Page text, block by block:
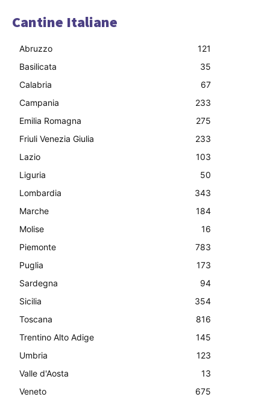
Cantine Italiane
Abruzzo
121
Basilicata
35
Calabria
67
Campania
233
Emilia Romagna
275
Friuli Venezia Giulia
233
Lazio
103
Liguria
50
Lombardia
343
Marche
184
Molise
16
Piemonte
783
Puglia
173
Sardegna
94
Sicilia
354
Toscana
816
Trentino Alto Adige
145
Umbria
123
Valle d'Aosta
13
Veneto
675